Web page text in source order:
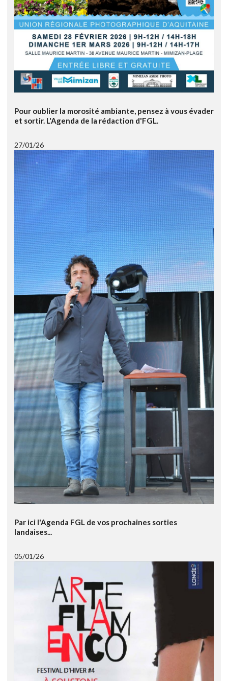
Pour oublier la morosité ambiante, pensez à vous évader
et sortir. L'Agenda de la rédaction d'FGL.
27/01/26
Par ici l'Agenda FGL de vos prochaines sorties
landaises...
05/01/26